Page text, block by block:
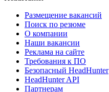
Размещение вакансий
Поиск по резюме
О компании
Наши вакансии
Реклама на сайте
Требования к ПО
Безопасный HeadHunter
HeadHunter API
Партнерам